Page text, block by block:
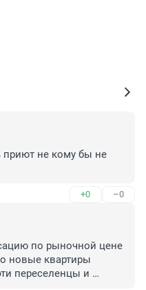
приют не кому бы не
+0 –0
по рыночной цене
новые квартиры
переселенцы и